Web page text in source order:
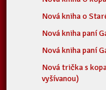
Nová kniha o
Nová kniha paní
Nová kniha paní
Nová trička s
vyšívanou)